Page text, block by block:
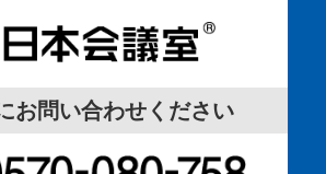
お問い合わせください